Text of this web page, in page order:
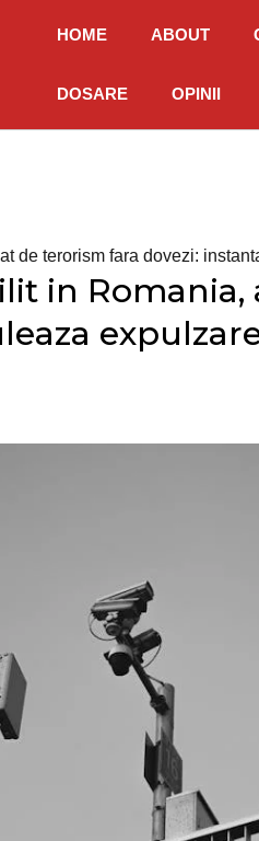
HOME ABOUT
DOSARE OPINII
de terorism fara dovezi:
in Romania,